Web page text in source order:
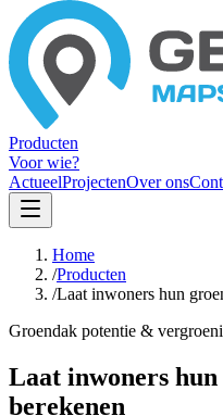
Producten
Voor wie?
ActueelProjectenOver ons
Home
/Producten
/Laat inwoners hun
Groendak potentie &
Laat inwoners
berekenen